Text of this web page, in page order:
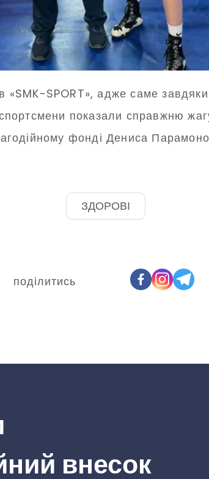
SPORT», адже саме
показали справжню
фонді Дениса
ЗДОРОВІ
поділитись
внесок